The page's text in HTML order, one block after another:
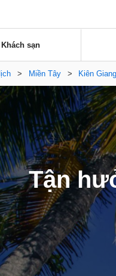
Khách sạn
> Miền Tây > Kiên Giang
Tận